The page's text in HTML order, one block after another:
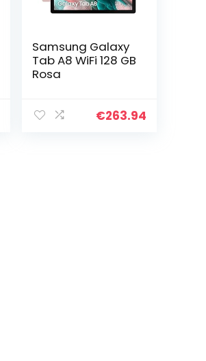
Samsung Galaxy
Tab A8 WiFi 128 GB
Rosa
€263.94